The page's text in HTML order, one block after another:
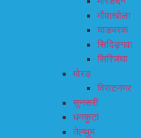
मौवाखोला
याङवरक
सिदिङ्गवा
सिरिजंघा
मोरङ
विराटनगर
सुनसरी
धनकुटा
तेह्थुम